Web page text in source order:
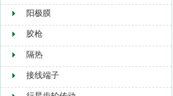
阳极膜
胶枪
隔热
接线端子